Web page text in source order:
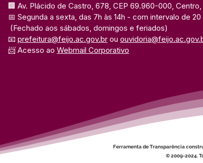
🏢 Av. Plácido de Castro, 678, CEP 69.960-000, Centro,
📅 Segunda a sexta, das 7h às 14h - com intervalo de 20
(Fechado aos sábados, domingos e feriados)
📧 prefeitura@feijo.ac.gov.br ou
📨 Acesso ao Webmail Corporativo
Ferramenta de Transparência
© 2009-2024.